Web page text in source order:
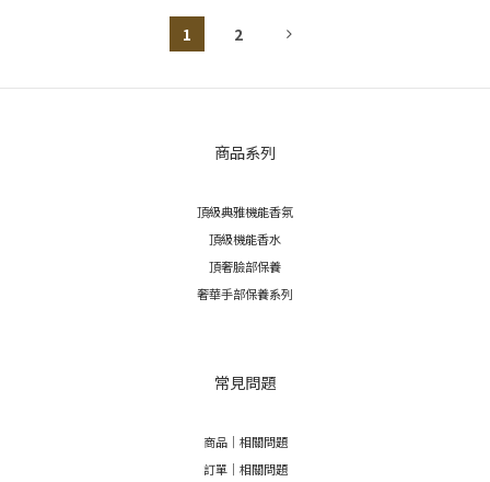
1 2
商品系列
頂級典雅機能香氛
頂級機能香水
頂奢臉部保養
奢華手部保養系列
常見問題
商品｜相關問題
訂單｜相關問題